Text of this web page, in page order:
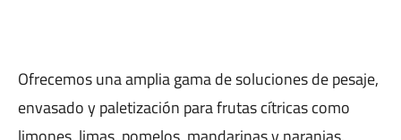
Ofrecemos una amplia gama de soluciones de pesaje,
envasado y paletización para frutas cítricas como